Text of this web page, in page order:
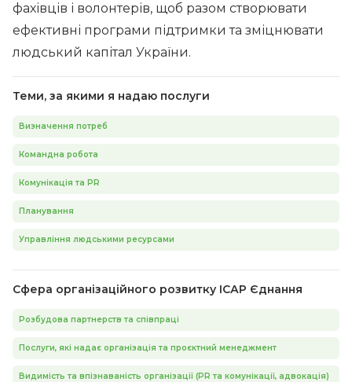
фахівців і волонтерів, щоб разом створювати
ефективні програми підтримки та зміцнювати
людський капітал України.
Теми, за якими я надаю послуги
Визначення потреб
Командна робота
Комунікація та PR
Планування
Управління людськими ресурсами
Сфера організаційного розвитку ІСАР Єднання
Розбудова партнерств та співпраці
Послуги, які надає організація та проєктний менеджмент
Видимість та впізнаваність організації (PR та комунікації, адвокація)